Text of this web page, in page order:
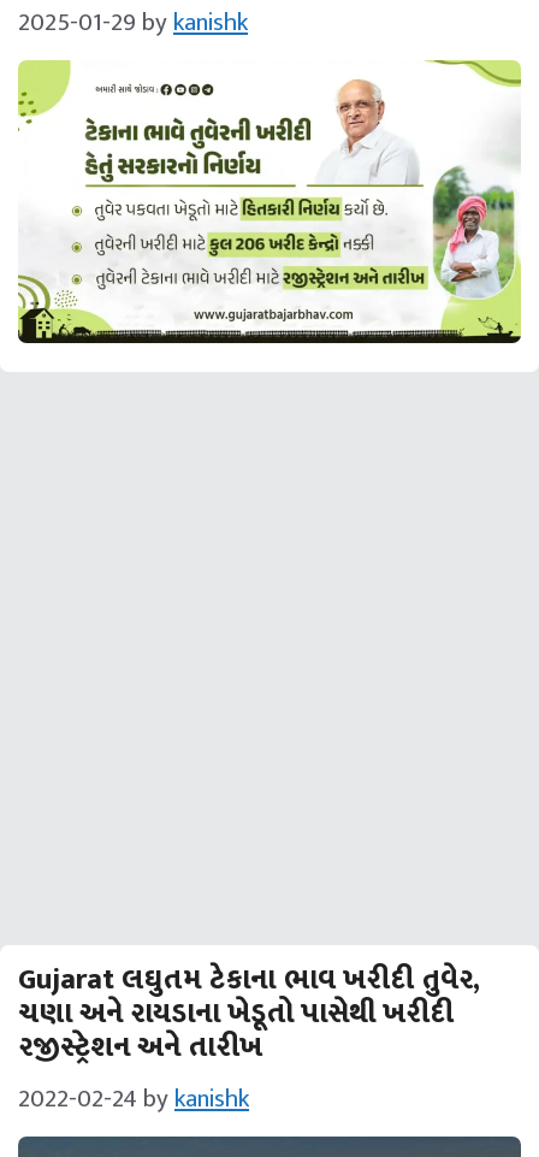
2025-01-29 bykanishk
Gujarat લઘુતમ ટેકાના ભાવ ખરીદી તુવેર,
ચણા અને રાયડાના ખેડૂતો પાસેથી ખરીદી
રજીસ્ટ્રેશન અને તારીખ
2022-02-24 bykanishk